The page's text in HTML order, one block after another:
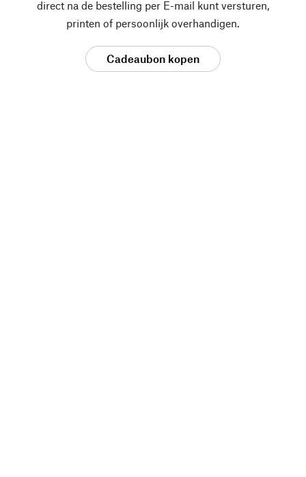
direct na de bestelling per E-mail kunt versturen,
printen of persoonlijk overhandigen.
Cadeaubon kopen